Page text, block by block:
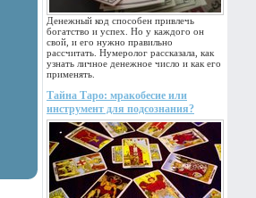
Денежный код способен привлечь
богатство и успех. Но у каждого он
свой, и его нужно правильно
рассчитать. Нумеролог рассказала, как
узнать личное денежное число и как его
применять.
Тайна Таро: мракобесие или
инструмент для подсознания?